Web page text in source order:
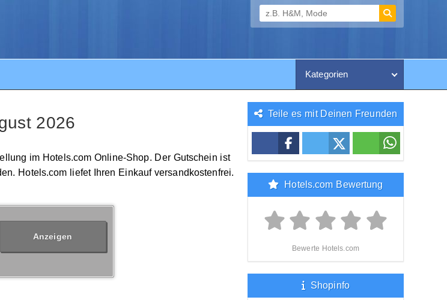
Kategorien
2026
im Hotels.com Online-Shop. Der Gutschein ist
Hotels.com liefet Ihren Einkauf versandkostenfrei.
Anzeigen
Teile es mit Deinen Freunden
Hotels.com Bewertung
Bewerte Hotels.com
Shopinfo